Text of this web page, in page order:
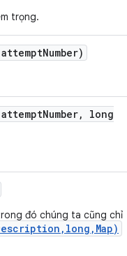
trọng.
Number)
Number,
long
đó chúng ta cũng chỉ